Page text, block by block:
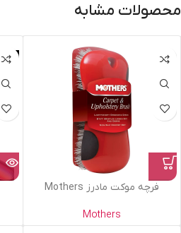
محصولات مشابه
فرچه موکت مادرز Mothers
Mothers